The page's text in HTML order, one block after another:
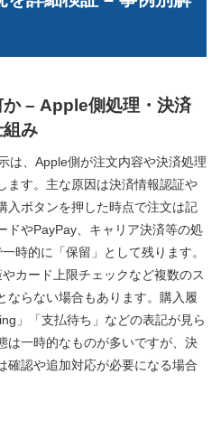
か – Apple側処理・決済
み
は、Apple側が注文内容や決済処理
ます。主な原因は決済情報認証や
入ボタンを押した時点で注文は記
ドやPayPay、キャリア決済等の処
時的に「保留」として残ります。
カード上限チェックなど複数のス
ならない場合もあります。購入履
」「支払待ち」などの表記が見ら
は一時的なものが多いですが、決
確認や追加対応が必要になる場合